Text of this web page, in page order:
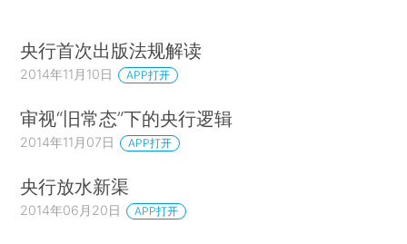
央行首次出版法规解读
2014年11月10日 APP打开
审视“旧常态”下的央行逻辑
2014年11月07日 APP打开
央行放水新渠
2014年06月20日 APP打开